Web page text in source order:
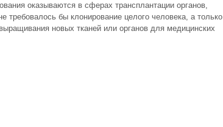
оказываются в сферах трансплантации органов,
требовалось бы клонирование целого человека, а только
новых тканей или органов для медицинских